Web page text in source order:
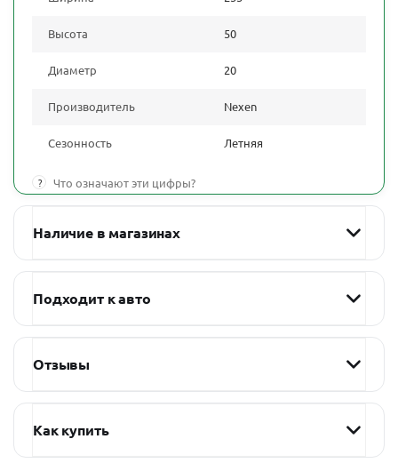
Высота 50
Диаметр 20
Производитель Nexen
Сезонность Летняя
? Что означают эти цифры?
Наличие в магазинах
Подходит к авто
Отзывы
Как купить